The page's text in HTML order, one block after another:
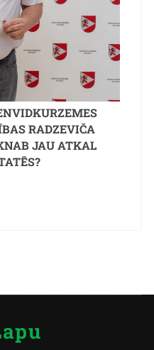
RADZEVIČA
JAU ATKAL